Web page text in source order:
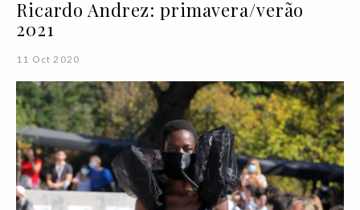
Ricardo Andrez: primavera/verão
2021
11 Oct 2020